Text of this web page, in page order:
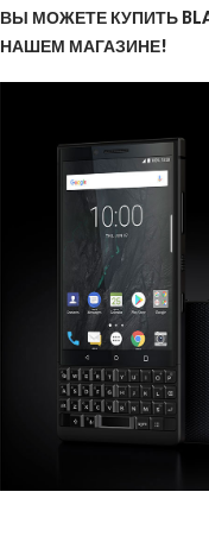
ВЫ МОЖЕТЕ КУПИТЬ
НАШЕМ МАГАЗИНЕ!